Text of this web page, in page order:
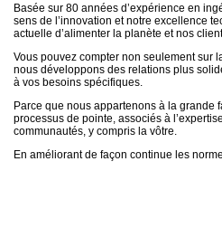
Basée sur 80 années d’expérience en
sens de l’innovation et notre excellence
actuelle d’alimenter la planète et nos
Vous pouvez compter non seulement sur
nous développons des relations plus
à vos besoins spécifiques.
Parce que nous appartenons à la grande
processus de pointe, associés à
communautés, y compris la vôtre.
En améliorant de façon continue les